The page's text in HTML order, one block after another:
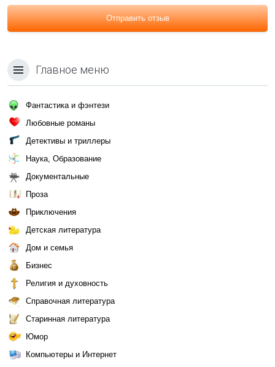
Отправить отзыв
Главное меню
Фантастика и фэнтези
Любовные романы
Детективы и триллеры
Наука, Образование
Документальные
Проза
Приключения
Детская литература
Дом и семья
Бизнес
Религия и духовность
Справочная литература
Старинная литература
Юмор
Компьютеры и Интернет